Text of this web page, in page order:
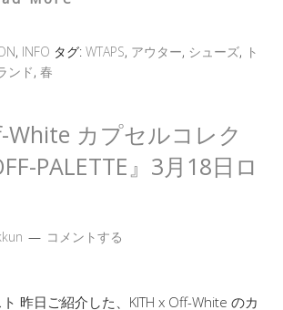
, INFO タグ: WTAPS, アウター, シューズ, ト
ンド, 春
White カプセルコレク
PALETTE』3月18日ロ
コメントする
昨日ご紹介した、KITH x Off-White のカ